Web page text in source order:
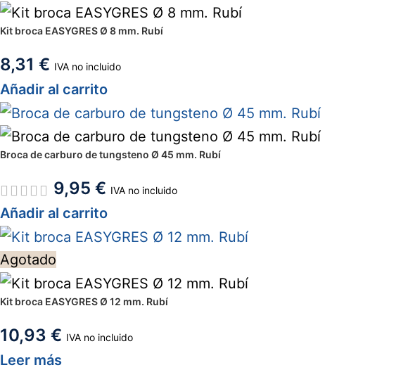
Kit broca EASYGRES Ø 8 mm. Rubí
8,31 € IVA no incluido
Añadir al carrito
Broca de carburo de tungsteno Ø 45 mm. Rubí
9,95 € IVA no incluido
Añadir al carrito
Agotado
Kit broca EASYGRES Ø 12 mm. Rubí
10,93 € IVA no incluido
Leer más